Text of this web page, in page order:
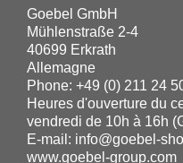
Goebel GmbH
Mühlenstraße 2-4
40699 Erkrath
Allemagne
Phone: +49 (0) 211 24
Heures d'ouverture du
vendredi de 10h à 16h
E-mail: info@goebel-
www.goebel-group.com